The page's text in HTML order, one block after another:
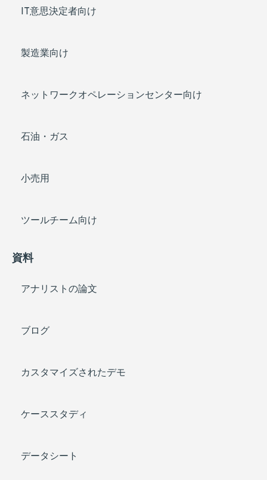
IT意思決定者向け
製造業向け
ネットワークオペレーションセンター向け
石油・ガス
小売用
ツールチーム向け
資料
アナリストの論文
ブログ
カスタマイズされたデモ
ケーススタディ
データシート